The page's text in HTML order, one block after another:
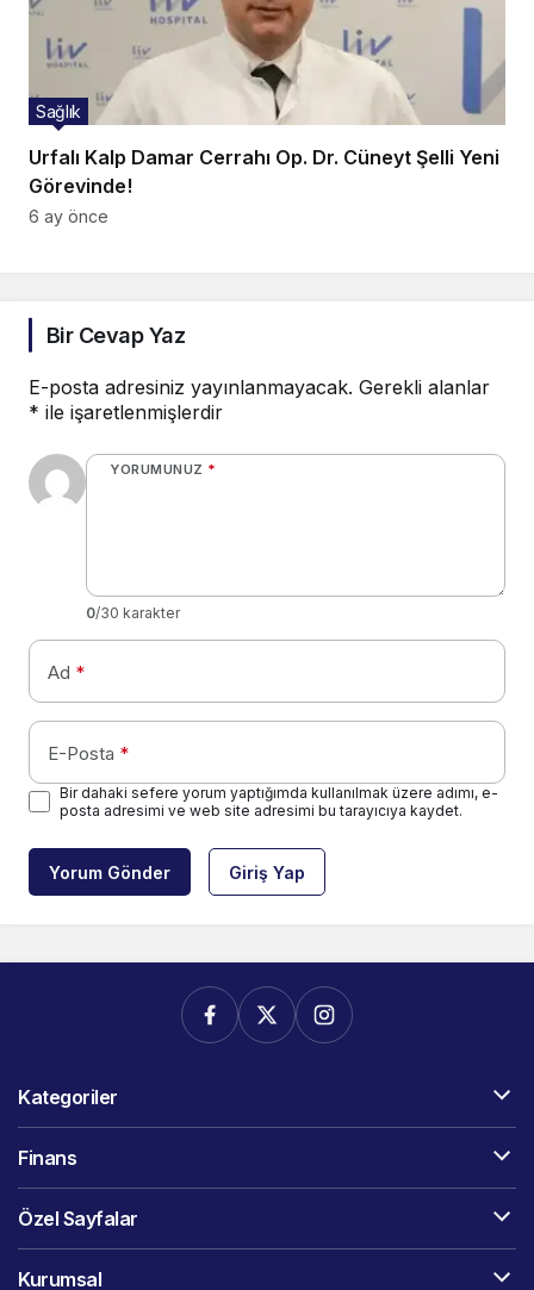
Urfalı Kalp Damar Cerrahı Op. Dr. Cüneyt Şelli Yeni
Görevinde!
Sağlık
6 ay önce
Bir Cevap Yaz
E-posta adresiniz yayınlanmayacak. Gerekli alanlar
* ile işaretlenmişlerdir
YORUMUNUZ *
0/30 karakter
Ad *
E-Posta *
Bir dahaki sefere yorum yaptığımda kullanılmak üzere adımı, e-
posta adresimi ve web site adresimi bu tarayıcıya kaydet.
Yorum Gönder Giriş Yap
Kategoriler
Finans
Özel Sayfalar
Kurumsal